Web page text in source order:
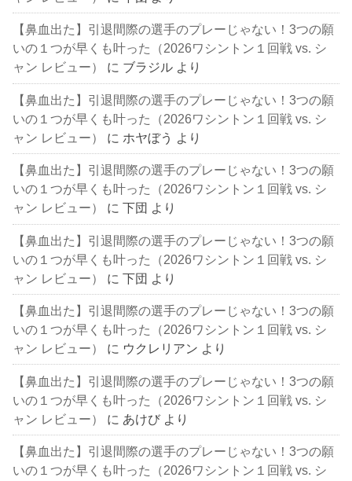
【鼻血出た】引退間際の選手のプレーじゃない！3つの願
いの１つが早くも叶った（2026ワシントン１回戦 vs. シ
ャン レビュー）
に ブラジル より
【鼻血出た】引退間際の選手のプレーじゃない！3つの願
いの１つが早くも叶った（2026ワシントン１回戦 vs. シ
ャン レビュー）
に ホヤぼう より
【鼻血出た】引退間際の選手のプレーじゃない！3つの願
いの１つが早くも叶った（2026ワシントン１回戦 vs. シ
ャン レビュー）
に下団 より
【鼻血出た】引退間際の選手のプレーじゃない！3つの願
いの１つが早くも叶った（2026ワシントン１回戦 vs. シ
ャン レビュー）
に下団 より
【鼻血出た】引退間際の選手のプレーじゃない！3つの願
いの１つが早くも叶った（2026ワシントン１回戦 vs. シ
ャン レビュー）
に ウクレリアン より
【鼻血出た】引退間際の選手のプレーじゃない！3つの願
いの１つが早くも叶った（2026ワシントン１回戦 vs. シ
ャン レビュー）
に あけび より
【鼻血出た】引退間際の選手のプレーじゃない！3つの願
いの１つが早くも叶った（2026ワシントン１回戦 vs. シ